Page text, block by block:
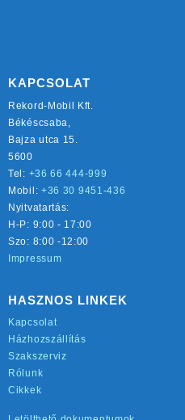
KAPCSOLAT
Rekord-Mobil Kft.
Békéscsaba,
Bajza utca 15.
5600
Tel: +36 66 444-999
Mobil: +36 30 9451-436
Nyitvatartás:
H-P: 9:00 - 17:00
Szo: 8:00 -12:00
Impressum
HASZNOS LINKEK
Kapcsolat
Házhozszállítás
Szakszerviz
Rólunk
Cikkek